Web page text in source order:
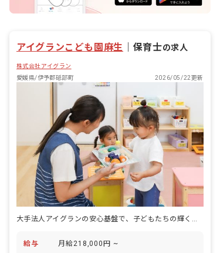
アイグランこども園麻生 保育士の求人
株式会社アイグラン
愛媛県/伊予郡砥部町
2026/05/22更新
大手法人アイグランの安心基盤で、子どもたちの輝く未来を育む保育士に
給与 月給218,000円 ~